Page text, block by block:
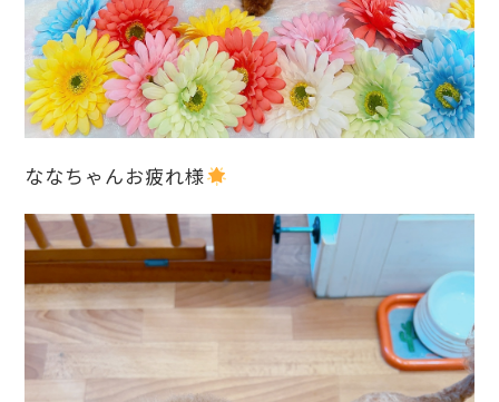
ななちゃんお疲れ様